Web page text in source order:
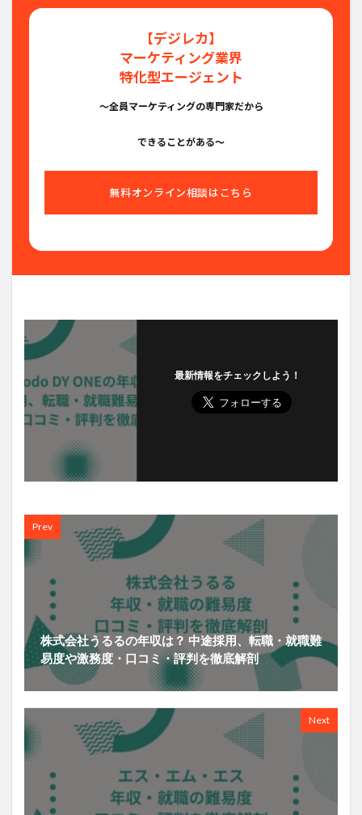
【デジレカ】
マーケティング業界
特化型エージェント
〜全員マーケティングの専門家だから
できることがある〜
無料オンライン相談はこちら
最新情報をチェックしよう！
Prev
株式会社うるるの年収は？ 中途採用、転職・就職難
易度や激務度・口コミ・評判を徹底解剖
Next